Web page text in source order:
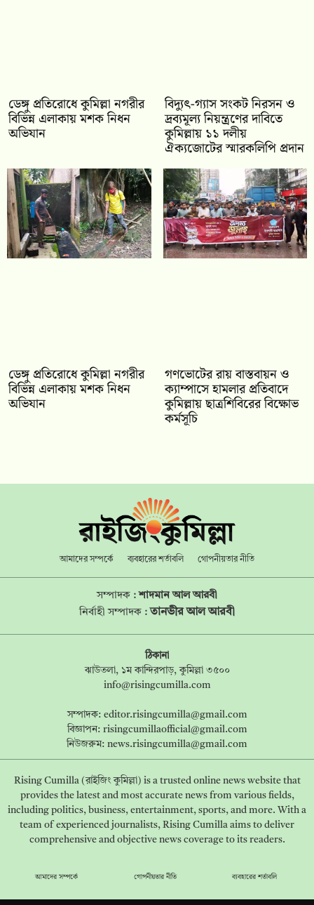
ডেঙ্গু প্রতিরোধে কুমিল্লা নগরীর
বিভিন্ন এলাকায় মশক নিধন
অভিযান
‎বিদ্যুৎ-গ্যাস সংকট নিরসন ও
দ্রব্যমূল্য নিয়ন্ত্রণের দাবিতে
কুমিল্লায় ১১ দলীয়
ঐক‍্যজোটের স্মারকলিপি প্রদান
ডেঙ্গু প্রতিরোধে কুমিল্লা নগরীর
বিভিন্ন এলাকায় মশক নিধন
অভিযান
গণভোটের রায় বাস্তবায়ন ও
ক্যাম্পাসে হামলার প্রতিবাদে
কুমিল্লায় ছাত্রশিবিরের বিক্ষোভ
কর্মসূচি
আমাদের সম্পর্কে ব্যবহারের শর্তাবলি গোপনীয়তার নীতি
সম্পাদক :শাদমান আল আরবী
নির্বাহী সম্পাদক :তানভীর আল আরবী
ঠিকানা
ঝাউতলা, ১ম কান্দিরপাড়, কুমিল্লা ৩৫০০
info@risingcumilla.com
সম্পাদক: editor.risingcumilla@gmail.com
বিজ্ঞাপন: risingcumillaofficial@gmail.com
নিউজরুম: news.risingcumilla@gmail.com
Rising Cumilla (রাইজিং কুমিল্লা) is a trusted online news website that
provides the latest and most accurate news from various fields,
including politics, business, entertainment, sports, and more. With a
team of experienced journalists, Rising Cumilla aims to deliver
comprehensive and objective news coverage to its readers.
আমাদের সম্পর্কে গোপনীয়তার নীতি ব্যবহারের শর্তাবলি